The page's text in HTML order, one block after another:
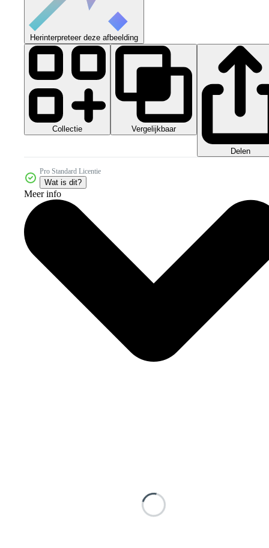
Herinterpreteer deze afbeelding
Collectie Vergelijkbaar
Delen
Pro Standard Licentie
Wat is dit?
Meer info